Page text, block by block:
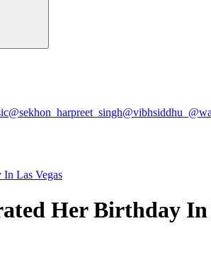
@sekhon_harpreet_singh@vibhsiddhu_
Las Vegas
Her Birthday In